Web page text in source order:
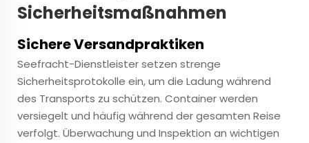
Sicherheitsmaßnahmen
Sichere Versandpraktiken
Seefracht-Dienstleister setzen strenge
Sicherheitsprotokolle ein, um die Ladung während
des Transports zu schützen. Container werden
versiegelt und häufig während der gesamten Reise
verfolgt. Überwachung und Inspektion an wichtigen